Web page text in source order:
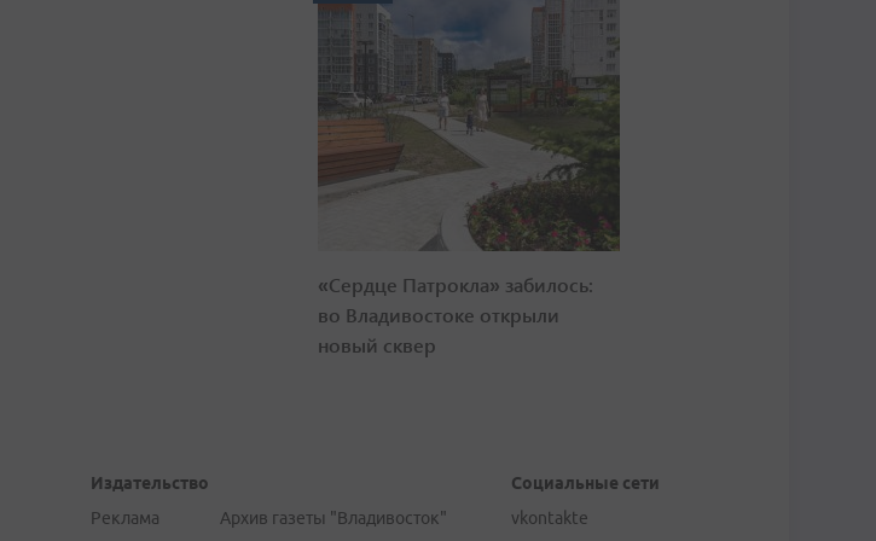
«Сердце Патрокла» забилось:
во Владивостоке открыли
новый сквер
Издательство
Реклама
Архив газеты "Владивосток"
Социальные сети
vkontakte